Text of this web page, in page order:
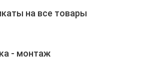
на все товары
- монтаж